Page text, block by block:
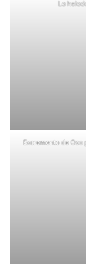
La
Excremento de Oso